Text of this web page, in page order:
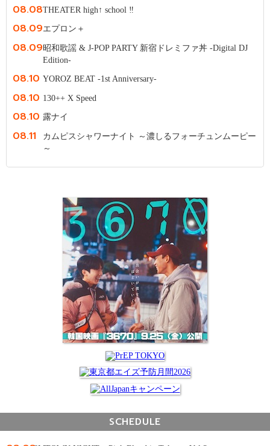
08.08THEATER high↑ school ‼
08.09エプロン＋
08.09昭和歌謡 & J-POP PARTY 新宿ドレミファ丼 -Digital DJ
Edition-
08.10 YOROZ BEAT -1st Anniversary-
08.10 130++ X Speed
08.10 露ナイ
08.11
カムピスシャワーナイト ～濃しるフォーチュンムーピー
～
SCHEDULE